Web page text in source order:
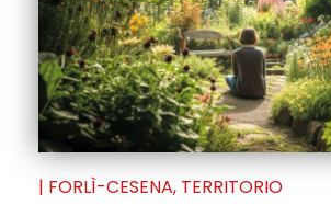
| FORLÌ-CESENA, TERRITORIO